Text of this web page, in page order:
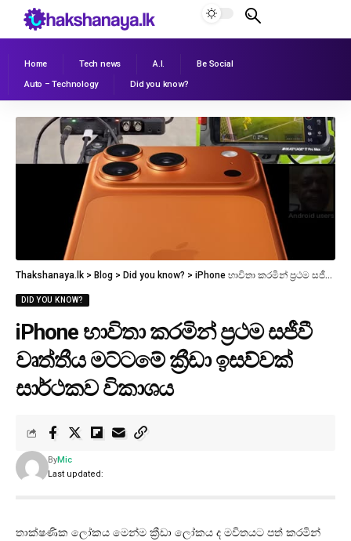
Home Tech news A.I.
Be Social
Auto – Technology
Did you know?
Thakshanaya.lk > Blog > Did you know? > iPhone භාවිතා කරමින් ප්‍රථම සජීවී වෘත්තීය මට්ටමේ ක්‍රීඩා ඉසව්වක් සාර්ථකව විකාශය
DID YOU KNOW?
iPhone භාවිතා කරමින් ප්‍රථම සජීවී
වෘත්තීය මට්ටමේ ක්‍රීඩා ඉසව්වක්
සාර්ථකව විකාශය
Last updated:
ByMic
තාක්ෂණික ලෝකය මෙන්ම ක්‍රීඩා ලෝකය ද මවිතයට පත් කරමින්